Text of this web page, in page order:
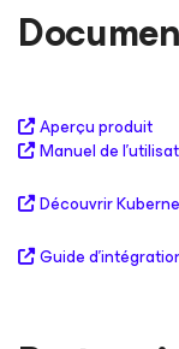
Aperçu produit
Manuel de
Découvrir
Guide